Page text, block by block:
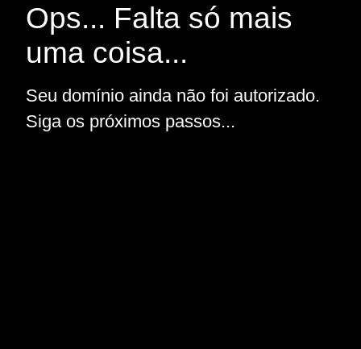
Ops... Falta só mais
uma coisa...
Seu domínio ainda não foi autorizado.
Siga os próximos passos...